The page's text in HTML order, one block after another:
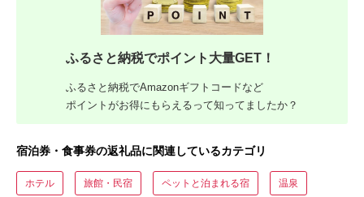
ふるさと納税でポイント大量GET！
ふるさと納税でAmazonギフトコードなど
ポイントがお得にもらえるって知ってましたか？
宿泊券・食事券の返礼品に関連しているカテゴリ
ホテル 旅館・民宿 ペットと泊まれる宿 温泉